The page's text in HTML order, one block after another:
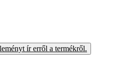
ír erről a termékről.